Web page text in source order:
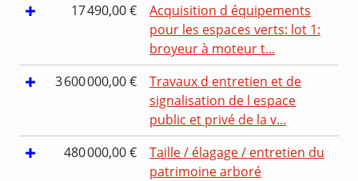
17 490,00 €
Acquisition d équipements
pour les espaces verts: lot 1:
broyeur à moteur t...
3 600 000,00 €
Travaux d entretien et de
signalisation de l espace
public et privé de la v...
480 000,00 €
Taille / élagage / entretien du
patrimoine arboré